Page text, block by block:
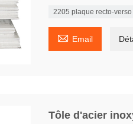
2205 plaque recto-verso
 Email
Tôle d'acier